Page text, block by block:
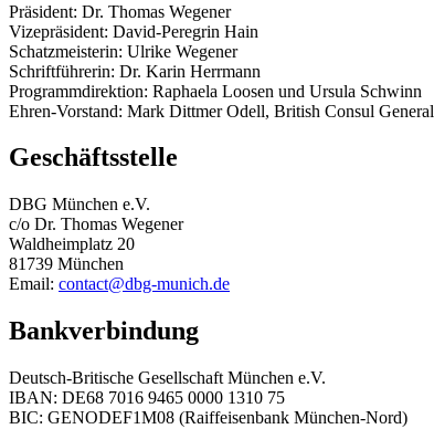
Präsident: Dr. Thomas Wegener
Vizepräsident: David-Peregrin Hain
Schatzmeisterin: Ulrike Wegener
Schriftführerin: Dr. Karin Herrmann
Programmdirektion: Raphaela Loosen und Ursula Schwinn
Ehren-Vorstand: Mark Dittmer Odell, British Consul General
Geschäftsstelle
DBG München e.V.
c/o Dr. Thomas Wegener
Waldheimplatz 20
81739 München
Email: contact@dbg-munich.de
Bankverbindung
Deutsch-Britische Gesellschaft München e.V.
IBAN: DE68 7016 9465 0000 1310 75
BIC: GENODEF1M08 (Raiffeisenbank München-Nord)